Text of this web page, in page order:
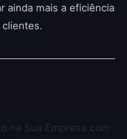
ainda mais a eficiência
na Sua Empresa com